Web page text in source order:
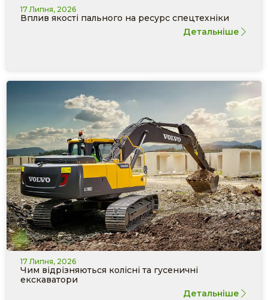
17 Липня, 2026
Вплив якості пального на ресурс спецтехніки
Детальніше
17 Липня, 2026
Чим відрізняються колісні та гусеничні
екскаватори
Детальніше